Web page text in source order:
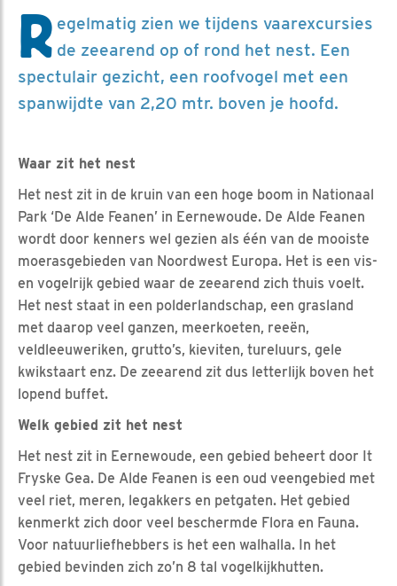
R egelmatig zien we tijdens vaarexcursies
de zeearend op of rond het nest. Een
spectulair gezicht, een roofvogel met een
spanwijdte van 2,20 mtr. boven je hoofd.
Waar zit het nest
Het nest zit in de kruin van een hoge boom in Nationaal
Park ‘De Alde Feanen’ in Eernewoude. De Alde Feanen
wordt door kenners wel gezien als één van de mooiste
moerasgebieden van Noordwest Europa. Het is een vis-
en vogelrijk gebied waar de zeearend zich thuis voelt.
Het nest staat in een polderlandschap, een grasland
met daarop veel ganzen, meerkoeten, reeën,
veldleeuweriken, grutto’s, kieviten, tureluurs, gele
kwikstaart enz. De zeearend zit dus letterlijk boven het
lopend buffet.
Welk gebied zit het nest
Het nest zit in Eernewoude, een gebied beheert door It
Fryske Gea. De Alde Feanen is een oud veengebied met
veel riet, meren, legakkers en petgaten. Het gebied
kenmerkt zich door veel beschermde Flora en Fauna.
Voor natuurliefhebbers is het een walhalla. In het
gebied bevinden zich zo’n 8 tal vogelkijkhutten.